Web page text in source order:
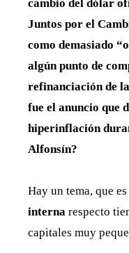
cambio del dólar
Juntos por el
como demasiado
algún punto de
refinanciación de
fue el anuncio que
hiperinflación
Alfonsín?
Hay un tema, que
interna respecto
capitales muy